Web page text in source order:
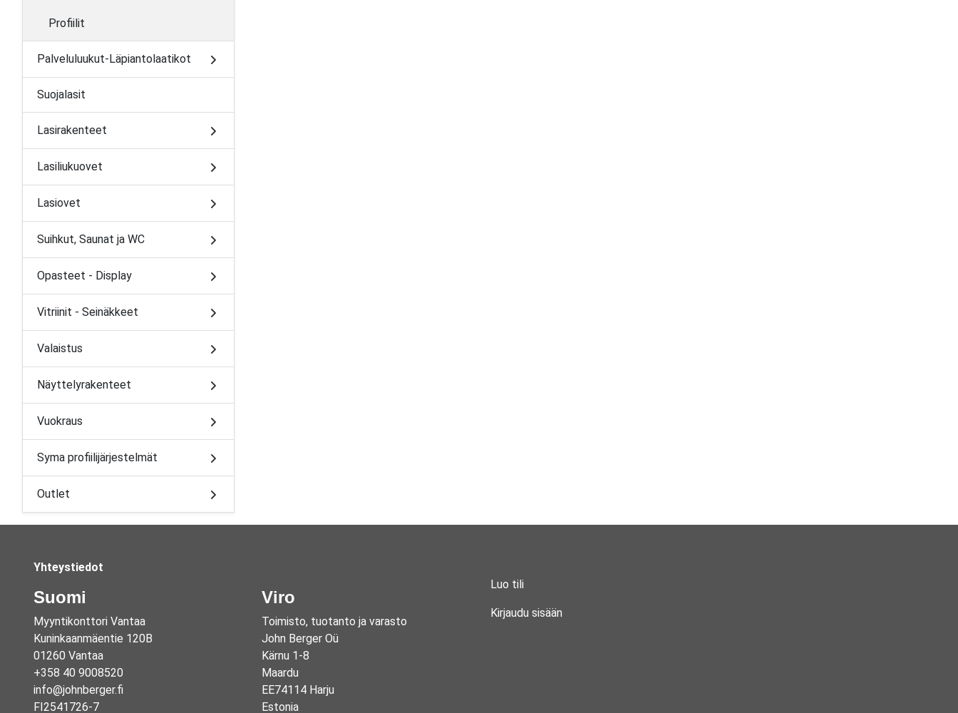
Profiilit
Palveluluukut-Läpiantolaatikot
Suojalasit
Lasirakenteet
Lasiliukuovet
Lasiovet
Suihkut, Saunat ja WC
Opasteet - Display
Vitriinit - Seinäkkeet
Valaistus
Näyttelyrakenteet
Vuokraus
Syma profiilijärjestelmät
Outlet
Yhteystiedot
Suomi
Myyntikonttori Vantaa
Kuninkaanmäentie 120B
01260 Vantaa
+358 40 9008520
info@johnberger.fi
FI2541726-7
Viro
Toimisto, tuotanto ja varasto
John Berger Oü
Kärnu 1-8
Maardu
EE74114 Harju
Estonia
Luo tili
Kirjaudu sisään